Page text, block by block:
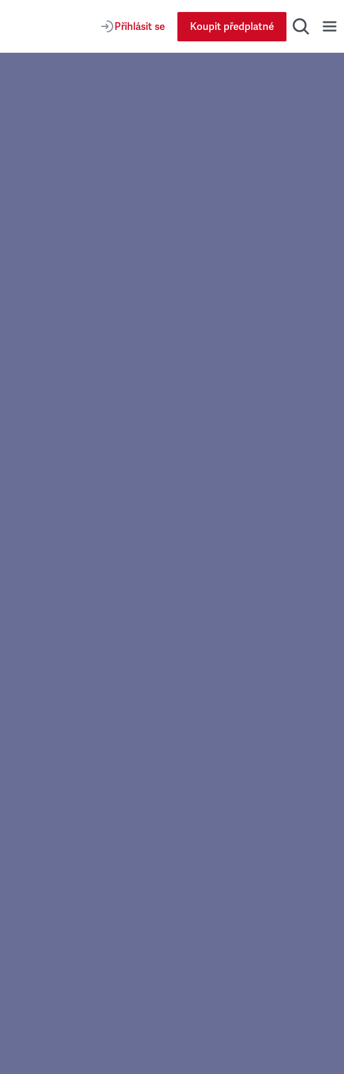
Přihlásit se Koupit předplatné